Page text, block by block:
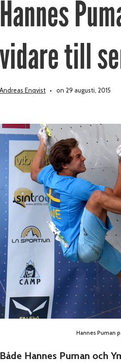
Hannes
vidare till
Andreas Enqvist on 29 augusti, 2015
Hannes Puman
Både Hannes Puman och